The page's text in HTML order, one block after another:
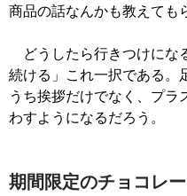
商品の話なんかも教えても
どうしたら行きつけにな
続ける」これ一択である。
うち挨拶だけでなく、プラ
わすようになるだろう。
期間限定のチョコレ